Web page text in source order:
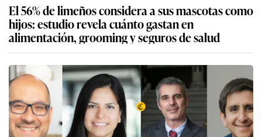
El 56% de limeños considera a sus mascotas como
hijos: estudio revela cuánto gastan en
alimentación, grooming y seguros de salud